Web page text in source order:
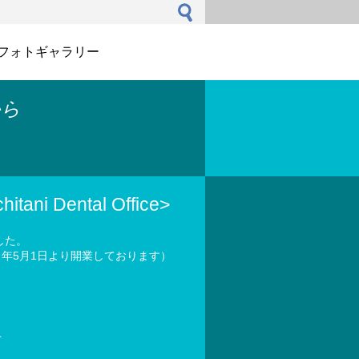
ォトギャラリー
Dental Office>
。
5月1日より開業しております）